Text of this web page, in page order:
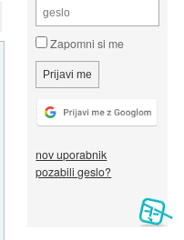
Zapomni si me
nov uporabnik
pozabili geslo?